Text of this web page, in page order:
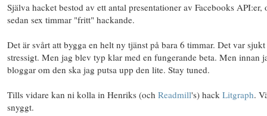
Själva hacket bestod av ett antal presentationer av Facebooks API:er,
sedan sex timmar "fritt" hackande.
Det är svårt att bygga en helt ny tjänst på bara 6 timmar. Det var sjukt
stressigt. Men jag blev typ klar med en fungerande beta. Men innan
bloggar om den ska jag putsa upp den lite. Stay tuned.
Tills vidare kan ni kolla in Henriks (och Readmill's) hack Litgraph.
snyggt.